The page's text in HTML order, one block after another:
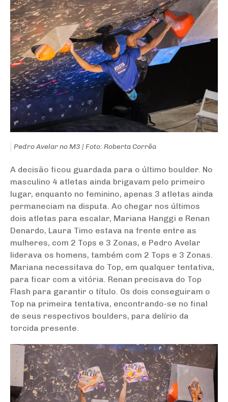
Pedro Avelar no M3 | Foto: Roberta Corrêa
A decisão ficou guardada para o último boulder. No
masculino 4 atletas ainda brigavam pelo primeiro
lugar, enquanto no feminino, apenas 3 atletas ainda
permaneciam na disputa. Ao chegar nos últimos
dois atletas para escalar, Mariana Hanggi e Renan
Denardo, Laura Timo estava na frente entre as
mulheres, com 2 Tops e 3 Zonas, e Pedro Avelar
liderava os homens, também com 2 Tops e 3 Zonas.
Mariana necessitava do Top, em qualquer tentativa,
para ficar com a vitória. Renan precisava do Top
Flash para garantir o título. Os dois conseguiram o
Top na primeira tentativa, encontrando-se no final
de seus respectivos boulders, para delírio da
torcida presente.